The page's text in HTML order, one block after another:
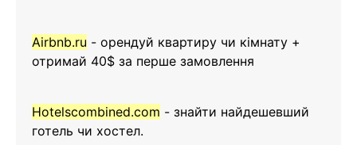
Airbnb.ru - орендуй квартиру чи кімнату +
отримай 40$ за перше замовлення
Hotelscombined.com - знайти найдешевший
готель чи хостел.